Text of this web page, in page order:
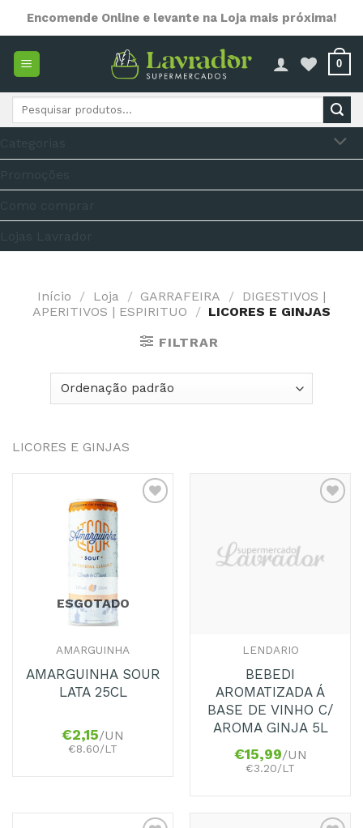
content
Encomende Online e levante na Loja mais próxima!
0
Pesquisar
Início / Loja / GARRAFEIRA / DIGESTIVOS |
APERITIVOS | ESPIRITUO
/ LICORES E GINJAS
FILTRAR
LICORES E GINJAS
ESGOTADO
AMARGUINHA
AMARGUINHA SOUR
LATA 25CL
€2,15/UN
€8.60/LT
Favoritos
LENDARIO
BEBEDI
AROMATIZADA Á
BASE DE VINHO C/
AROMA GINJA 5L
€15,99/UN
€3.20/LT